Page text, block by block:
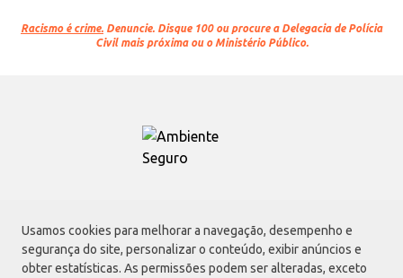
Usamos cookies para melhorar a navegação, desempenho e
segurança do site, personalizar o conteúdo, exibir anúncios e
obter estatísticas. As permissões podem ser alteradas, exceto
Racismo é crime. Denuncie. Disque 100 ou procure a Delegacia de Polícia
Civil mais próxima ou o Ministério Público.
Atacadão S.A.
Avenida Morvan Dias de Figueiredo, 6169, Vila Maria, São Paulo - SP | CEP
02170-901 | CNPJ: 75.315.333/0001-09